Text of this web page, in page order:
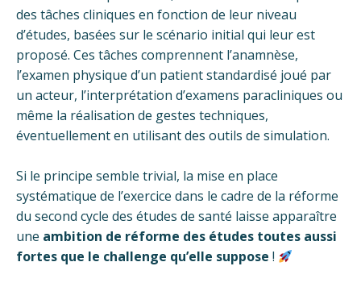
des tâches cliniques en fonction de leur niveau
d’études, basées sur le scénario initial qui leur est
proposé. Ces tâches comprennent l’anamnèse,
l’examen physique d’un patient standardisé joué par
un acteur, l’interprétation d’examens paracliniques ou
même la réalisation de gestes techniques,
éventuellement en utilisant des outils de simulation.
Si le principe semble trivial, la mise en place
systématique de l’exercice dans le cadre de la réforme
du second cycle des études de santé laisse apparaître
une ambition de réforme des études toutes aussi
fortes que le challenge qu’elle suppose !